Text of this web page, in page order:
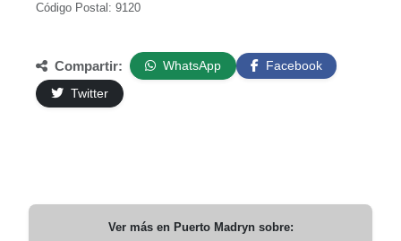
Código Postal: 9120
Compartir: WhatsApp
Facebook
Twitter
Ver más en Puerto Madrynsobre: